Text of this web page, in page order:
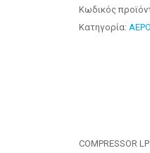
Κωδικός
Κατηγορία:
COMPRESSOR